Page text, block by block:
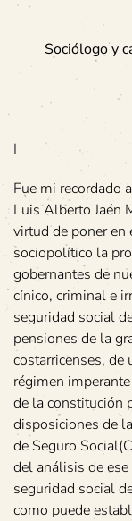
Sociólogo y
I
Fue mi recordado
Luis Alberto Jaén
virtud de poner
sociopolítico la
gobernantes de
cínico, criminal e
seguridad social
pensiones de la
costarricenses, de
régimen
de la constitución
disposiciones de
de Seguro
del análisis de
seguridad social
como puede